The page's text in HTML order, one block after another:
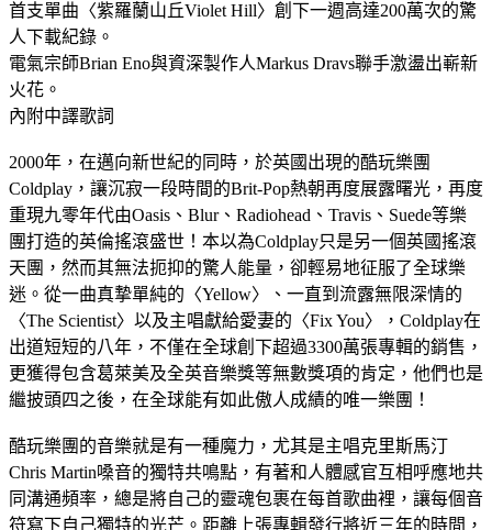
首支單曲〈紫羅蘭山丘Violet Hill〉創下一週高達200萬次的驚
人下載紀錄。
電氣宗師Brian Eno與資深製作人Markus Dravs聯手激盪出嶄新
火花。
內附中譯歌詞
2000年，在邁向新世紀的同時，於英國出現的酷玩樂團
Coldplay，讓沉寂一段時間的Brit-Pop熱朝再度展露曙光，再度
重現九零年代由Oasis、Blur、Radiohead、Travis、Suede等樂
團打造的英倫搖滾盛世！本以為Coldplay只是另一個英國搖滾
天團，然而其無法扼抑的驚人能量，卻輕易地征服了全球樂
迷。從一曲真摯單純的〈Yellow〉、一直到流露無限深情的
〈The Scientist〉以及主唱獻給愛妻的〈Fix You〉，Coldplay在
出道短短的八年，不僅在全球創下超過3300萬張專輯的銷售，
更獲得包含葛萊美及全英音樂獎等無數獎項的肯定，他們也是
繼披頭四之後，在全球能有如此傲人成績的唯一樂團！
酷玩樂團的音樂就是有一種魔力，尤其是主唱克里斯馬汀
Chris Martin嗓音的獨特共鳴點，有著和人體感官互相呼應地共
同溝通頻率，總是將自己的靈魂包裹在每首歌曲裡，讓每個音
符寫下自己獨特的光芒。距離上張專輯發行將近三年的時間，